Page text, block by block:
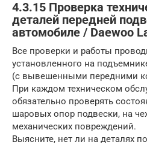
4.3.15 Проверка
деталей передней
автомобиле / Daewoo
Все проверки и работы
установленного на
(с вывешенными передними
При каждом техническом
обязательно проверять
шаровых опор подвески, на
механических повреждений.
Выясните, нет ли на деталях